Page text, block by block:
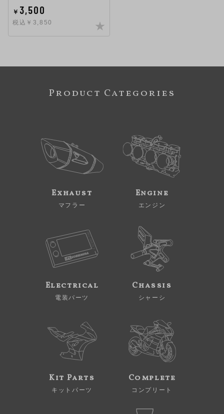
￥ 3,500
税込￥3,850
Product Categories
Exhaust
マフラー
Engine
エンジン
Electrical
電装パーツ
Chassis
シャーシ
Kit Parts
キットパーツ
Complete
コンプリート